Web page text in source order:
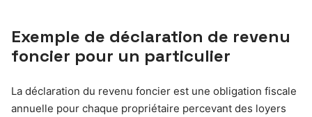
Exemple de déclaration de revenu
foncier pour un particulier
La déclaration du revenu foncier est une obligation fiscale
annuelle pour chaque propriétaire percevant des loyers